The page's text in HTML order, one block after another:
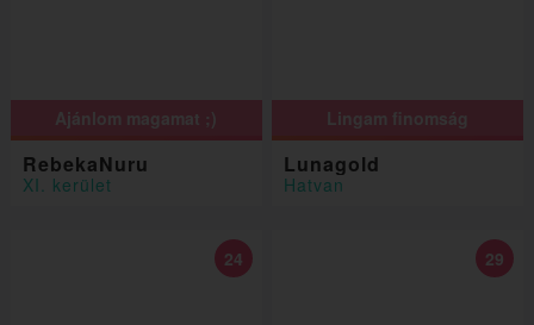
Ajánlom magamat ;)
RebekaNuru
XI. kerület
Lingam finomság
Lunagold
Hatvan
24 29